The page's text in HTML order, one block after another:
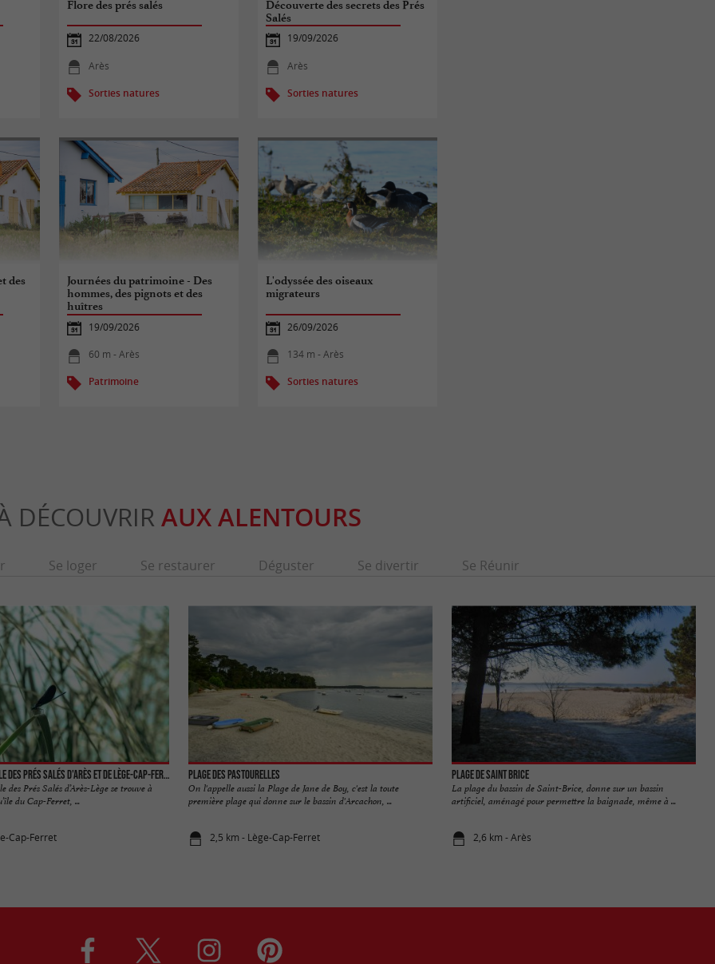
Flore des prés salés
22/08/2026
Arès
Sorties natures
Découverte des secrets des Prés
Salés
19/09/2026
Arès
Sorties natures
des
Journées du patrimoine - Des
hommes, des pignots et des
huîtres
19/09/2026
60 m - Arès
Patrimoine
L'odyssée des oiseaux
migrateurs
26/09/2026
134 m - Arès
Sorties natures
DÉCOUVRIR AUX ALENTOURS
Se loger Se restaurer Déguster Se divertir Se Réunir
La réserve naturelle des Prés Salés d'Arès et de Lège-Cap-Ferret
des Prés Salés d’Arès-Lège se trouve à
du Cap-Ferret, ...
Cap-Ferret
Plage des Pastourelles
On l'appelle aussi la Plage de Jane de Boy, c'est la toute
première plage qui donne sur le bassin d'Arcachon, ...
2,5 km - Lège-Cap-Ferret
Plage de Saint Brice
La plage du bassin de Saint-Brice, donne sur un bassin
artificiel, aménagé pour permettre la baignade, même à ...
2,6 km - Arès